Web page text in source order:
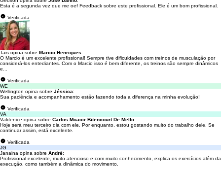
Esta é a segunda vez que me oef Feedback sobre este profissional. Ele é um bom profissional.
Verificada
Tais opina sobre Marcio Henriques:
O Marcio é um excelente profissional! Sempre tive dificuldades com treinos de musculação por
considerá-los entediantes. Com o Marcio isso é bem diferente, os treinos são sempre dinâmicos
e...
Verificada
WE
Wellington opina sobre Jéssica:
Sua paciência e acompanhamento estão fazendo toda a diferença na minha evolução!
Verificada
VA
Valdenice opina sobre Carlos Moacir Bitencourt De Mello:
Hoje será meu terceiro dia com ele. Por enquanto, estou gostando muito do trabalho dele. Se
continuar assim, está excelente.
Verificada
JG
Janaina opina sobre André:
Profissional excelente, muito atencioso e com muito conhecimento, explica os exercícios além da
execução, como também a dinâmica do movimento.